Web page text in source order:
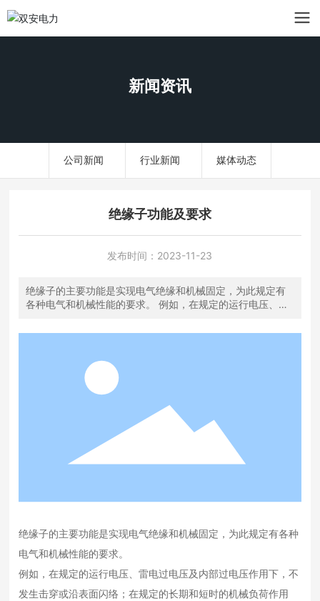
新闻资讯
公司新闻 行业新闻 媒体动态
绝缘子功能及要求
发布时间： 2023-11-23
绝缘子的主要功能是实现电气绝缘和机械固定，为此规定有
各种电气和机械性能的要求。 例如，在规定的运行电压、雷
在规定的长期和短时的机械负荷作用下，不产生破坏和损
绝缘子的主要功能是实现电气绝缘和机械固定，为此规定有各种
电气和机械性能的要求。
例如，在规定的运行电压、雷电过电压及内部过电压作用下，不
发生击穿或沿表面闪络；在规定的长期和短时的机械负荷作用